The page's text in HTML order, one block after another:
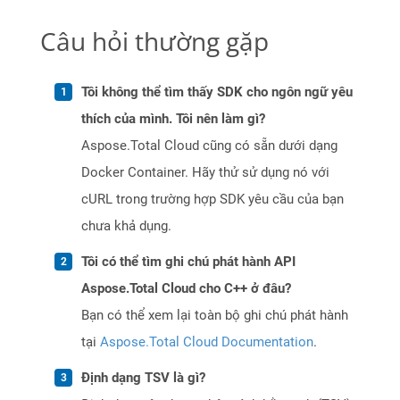
Câu hỏi thường gặp
Tôi không thể tìm thấy SDK cho ngôn ngữ yêu
thích của mình. Tôi nên làm gì?
Aspose.Total Cloud cũng có sẵn dưới dạng
Docker Container. Hãy thử sử dụng nó với
cURL trong trường hợp SDK yêu cầu của bạn
chưa khả dụng.
Tôi có thể tìm ghi chú phát hành API
Aspose.Total Cloud cho C++ ở đâu?
Bạn có thể xem lại toàn bộ ghi chú phát hành
tại Aspose.Total Cloud Documentation.
Định dạng TSV là gì?